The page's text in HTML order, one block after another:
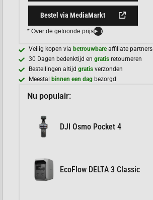
Bestel via MediaMarkt
* Over de getoonde prijs i
Veilig kopen via betrouwbareaffiliate partners
30 Dagen bedenktijd engratis retourneren
Bestellingen altijdgratisverzonden
Meestal
binnen een dag bezorgd
Nu populair:
DJI Osmo Pocket 4
EcoFlow DELTA 3 Classic